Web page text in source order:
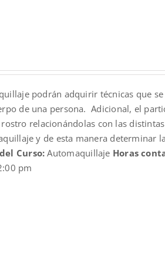
podrán adquirir técnicas que
de una persona. Adicional, el
relacionándolas con las
y de esta manera determinar
Curso:Automaquillaje Horas
pm